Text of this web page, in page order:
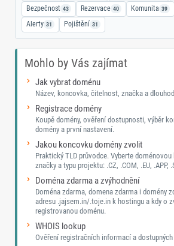
Bezpečnost 43 Rezervace 40 Komunita 39
Alerty 31 Pojištění 31
Mohlo by Vás zajímat
Jak vybrat doménu
Název, koncovka, čitelnost, značka a
Registrace domény
Koupě domény, ověření dostupnosti, výběr
domény a první nastavení.
Jakou koncovku domény zvolit
Praktický TLD průvodce. Vyberte
značky a typu projektu: .CZ, .COM, .EU, .APP,
Doména zdarma a zvýhodnění
Doména zdarma, domena zdarma i domény
adresu .jajsem.in/.toje.in k hostingu a kdy o
registrovanou doménu.
WHOIS lookup
Ověření registračních informací a dostupných